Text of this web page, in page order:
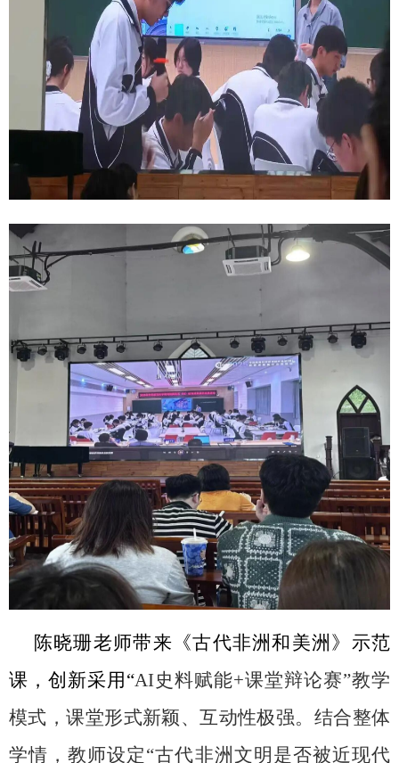
陈晓珊老师带来《古代非洲和美洲》示范
课，创新采用“AI史料赋能+课堂辩论赛”教学
模式，课堂形式新颖、互动性极强。结合整体
学情，教师设定“古代非洲文明是否被近现代